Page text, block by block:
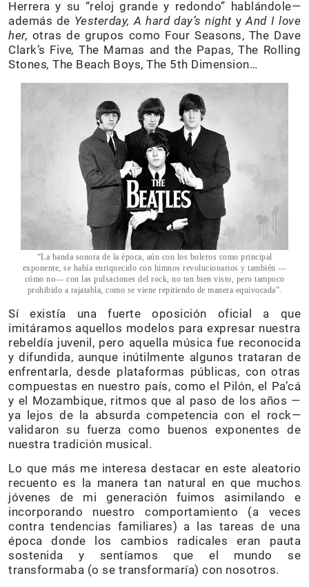
Herrera y su “reloj grande y redondo” hablándole—
además de Yesterday, A hard day’s night y And I love
her, otras de grupos como Four Seasons, The Dave
Clark’s Five,The Mamas and the Papas, The Rolling
Stones, The Beach Boys, The 5th Dimension…
“La banda sonora de la época, aún con los boleros como principal
exponente, se había enriquecido con himnos revolucionarios y también —
cómo no— con las pulsaciones del rock, no tan bien visto, pero tampoco
prohibido a rajatabla, como se viene repitiendo de manera equivocada”.
Sí existía una fuerte oposición oficial a que
imitáramos aquellos modelos para expresar nuestra
rebeldía juvenil, pero aquella música fue reconocida
y difundida, aunque inútilmente algunos trataran de
enfrentarla, desde plataformas públicas, con otras
compuestas en nuestro país, como el Pilón, el Pa’cá
y el Mozambique, ritmos que al paso de los años —
ya lejos de la absurda competencia con el rock—
validaron su fuerza como buenos exponentes de
nuestra tradición musical.
Lo que más me interesa destacar en este aleatorio
recuento es la manera tan natural en que muchos
jóvenes de mi generación fuimos asimilando e
incorporando nuestro comportamiento (a veces
contra tendencias familiares) a las tareas de una
época donde los cambios radicales eran pauta
sostenida y sentíamos que el mundo se
transformaba (o se transformaría) con nosotros.